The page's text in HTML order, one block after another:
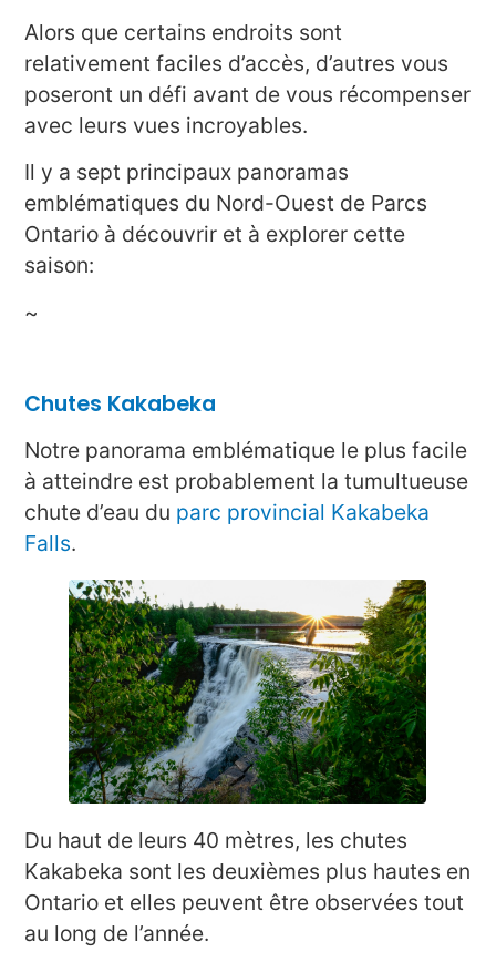
Alors que certains endroits sont
relativement faciles d’accès, d’autres vous
poseront un défi avant de vous récompenser
avec leurs vues incroyables.
Il y a sept principaux panoramas
emblématiques du Nord-Ouest de Parcs
Ontario à découvrir et à explorer cette
saison:
~
Chutes Kakabeka
Notre panorama emblématique le plus facile
à atteindre est probablement la tumultueuse
chute d’eau du parc provincial Kakabeka
Falls.
Du haut de leurs 40 mètres, les chutes
Kakabeka sont les deuxièmes plus hautes en
Ontario et elles peuvent être observées tout
au long de l’année.